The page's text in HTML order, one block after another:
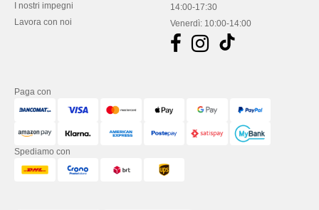
I nostri impegni
Lavora con noi
14:00-17:30
Venerdì: 10:00-14:00
Paga con
Spediamo con